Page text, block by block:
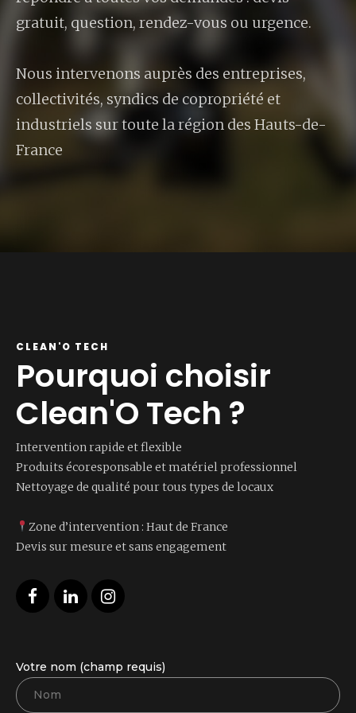
gratuit, question, rendez-vous ou urgence.
Nous intervenons auprès des entreprises,
collectivités, syndics de copropriété et
industriels sur toute la région des Hauts-de-
France
CLEAN'O TECH
Pourquoi choisir
Clean'O Tech ?
Intervention rapide et flexible
Produits écoresponsable et matériel professionnel
Nettoyage de qualité pour tous types de locaux
Zone d’intervention : Haut de France
Devis sur mesure et sans engagement
Votre nom (champ requis)